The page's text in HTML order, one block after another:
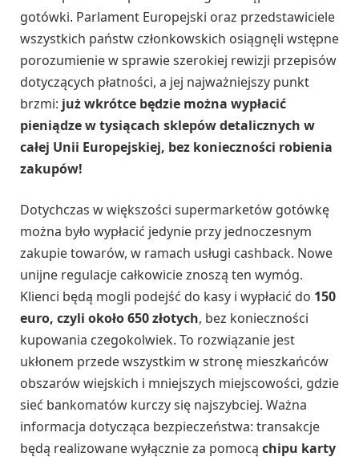
gotówki. Parlament Europejski oraz przedstawiciele
wszystkich państw członkowskich osiągnęli wstępne
porozumienie w sprawie szerokiej rewizji przepisów
dotyczących płatności, a jej najważniejszy punkt
brzmi: już wkrótce będzie można wypłacić
pieniądze w tysiącach sklepów detalicznych w
całej Unii Europejskiej, bez konieczności robienia
zakupów!
Dotychczas w większości supermarketów gotówkę
można było wypłacić jedynie przy jednoczesnym
zakupie towarów, w ramach usługi cashback. Nowe
unijne regulacje całkowicie znoszą ten wymóg.
Klienci będą mogli podejść do kasy i wypłacić do 150
euro, czyli około 650 złotych, bez konieczności
kupowania czegokolwiek. To rozwiązanie jest
ukłonem przede wszystkim w stronę mieszkańców
obszarów wiejskich i mniejszych miejscowości, gdzie
sieć bankomatów kurczy się najszybciej. Ważna
informacja dotycząca bezpieczeństwa: transakcje
będą realizowane wyłącznie za pomocą chipu karty